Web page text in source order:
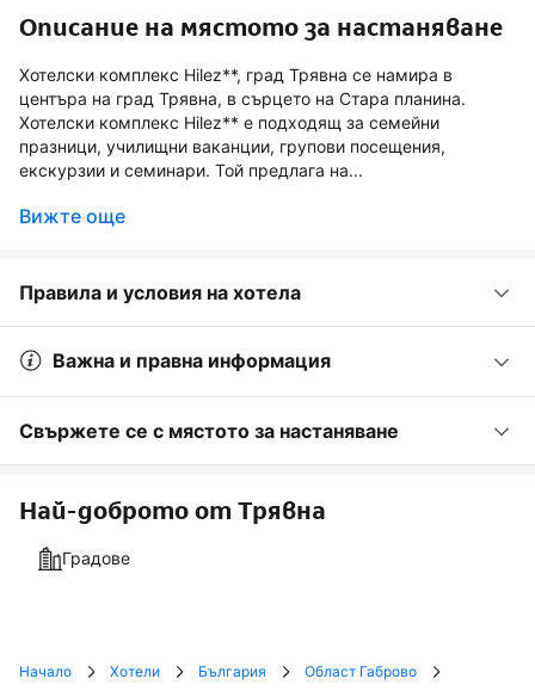
Описание на мястото за настаняване
Хотелски комплекс Hilez**, град Трявна се намира в
центъра на град Трявна, в сърцето на Стара планина.
Хотелски комплекс Hilez** е подходящ за семейни
празници, училищни ваканции, групови посещения,
екскурзии и семинари. Той предлага на...
Вижте още
Правила и условия на хотела
Важна и правна информация
Свържете се с мястото за настаняване
Най-доброто от Трявна
Градове
Начало Хотели България
Област Габрово